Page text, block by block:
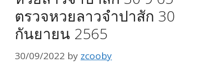
ตรวจหวยลาวจำปาสัก 30
กันยายน 2565
30/09/2022 by zcooby